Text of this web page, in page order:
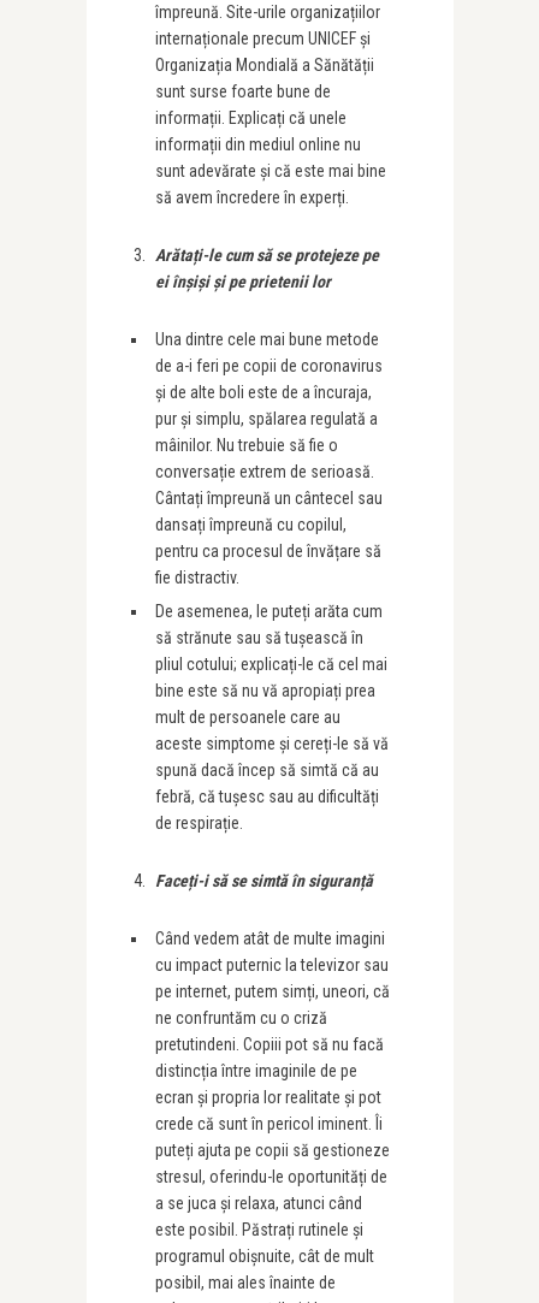
împreună. Site-urile organizațiilor
internaționale precum UNICEF și
Organizația Mondială a Sănătății
sunt surse foarte bune de
informații. Explicați că unele
informații din mediul online nu
sunt adevărate și că este mai bine
să avem încredere în experți.
Arătați-le cum să se protejeze pe
ei înșiși și pe prietenii lor
Una dintre cele mai bune metode
de a-i feri pe copii de coronavirus
și de alte boli este de a încuraja,
pur și simplu, spălarea regulată a
mâinilor. Nu trebuie să fie o
conversație extrem de serioasă.
Cântați împreună un cântecel sau
dansați împreună cu copilul,
pentru ca procesul de învățare să
fie distractiv.
De asemenea, le puteți arăta cum
să strănute sau să tușească în
pliul cotului; explicați-le că cel mai
bine este să nu vă apropiați prea
mult de persoanele care au
aceste simptome și cereți-le să vă
spună dacă încep să simtă că au
febră, că tușesc sau au dificultăți
de respirație.
Faceți-i să se simtă în siguranță
Când vedem atât de multe imagini
cu impact puternic la televizor sau
pe internet, putem simți, uneori, că
ne confruntăm cu o criză
pretutindeni. Copiii pot să nu facă
distincția între imaginile de pe
ecran și propria lor realitate și pot
crede că sunt în pericol iminent. Îi
puteți ajuta pe copii să gestioneze
stresul, oferindu-le oportunități de
a se juca și relaxa, atunci când
este posibil. Păstrați rutinele și
programul obișnuite, cât de mult
posibil, mai ales înainte de